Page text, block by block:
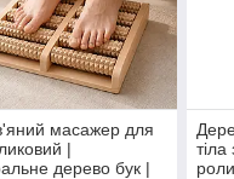
масажер для
|
дерево бук |